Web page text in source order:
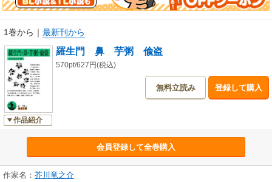
1巻から ｜ 最新刊から
作品紹介
羅生門 鼻 芋粥 偸盗
570pt/627円(税込)
無料立読み 登録して購入
会員登録して全巻購入
作家名： 芥川竜之介